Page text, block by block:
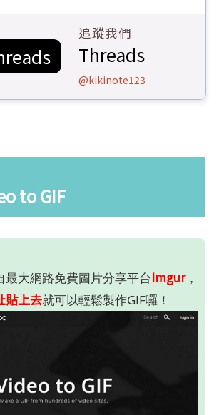
追蹤我們
Threads
@kikinote123
to GIF
大網路免費圖片分享平台Imgur，
貼上去就可以輕鬆製作GIF囉！